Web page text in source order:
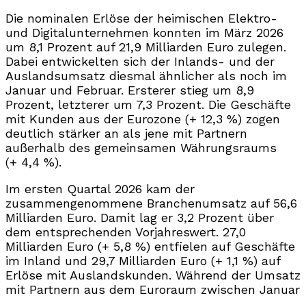
Die nominalen Erlöse der heimischen Elektro-
und Digitalunternehmen konnten im März 2026
um 8,1 Prozent auf 21,9 Milliarden Euro zulegen.
Dabei entwickelten sich der Inlands- und der
Auslandsumsatz diesmal ähnlicher als noch im
Januar und Februar. Ersterer stieg um 8,9
Prozent, letzterer um 7,3 Prozent. Die Geschäfte
mit Kunden aus der Eurozone (+ 12,3 %) zogen
deutlich stärker an als jene mit Partnern
außerhalb des gemeinsamen Währungsraums
(+ 4,4 %).
Im ersten Quartal 2026 kam der
zusammengenommene Branchenumsatz auf 56,6
Milliarden Euro. Damit lag er 3,2 Prozent über
dem entsprechenden Vorjahreswert. 27,0
Milliarden Euro (+ 5,8 %) entfielen auf Geschäfte
im Inland und 29,7 Milliarden Euro (+ 1,1 %) auf
Erlöse mit Auslandskunden. Während der Umsatz
mit Partnern aus dem Euroraum zwischen Januar